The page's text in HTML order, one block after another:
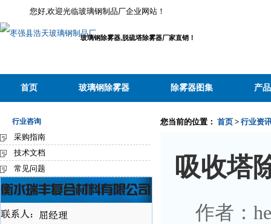
您好,欢迎光临玻璃钢制品厂企业网站！
玻璃钢除雾器,脱硫塔除雾器厂家直销！
首页 玻璃钢除雾器 除雾器图集 产
行业咨询
采购指南
技术文档
常见问题
您当前的位置： 首页> 行业资
吸收塔
作者：